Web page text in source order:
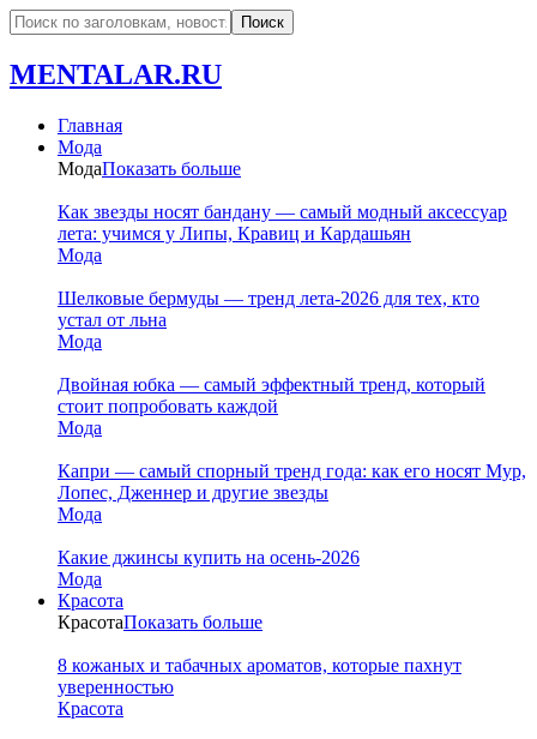
MENTALAR.RU
Главная
Мода
МодаПоказать больше
Как звезды носят бандану — самый модный аксессуар
лета: учимся у Липы, Кравиц и Кардашьян
Мода
Шелковые бермуды — тренд лета-2026 для тех, кто
устал от льна
Мода
Двойная юбка — самый эффектный тренд, который
стоит попробовать каждой
Мода
Капри — самый спорный тренд года: как его носят Мур,
Лопес, Дженнер и другие звезды
Мода
Какие джинсы купить на осень-2026
Мода
Красота
КрасотаПоказать больше
8 кожаных и табачных ароматов, которые пахнут
уверенностью
Красота